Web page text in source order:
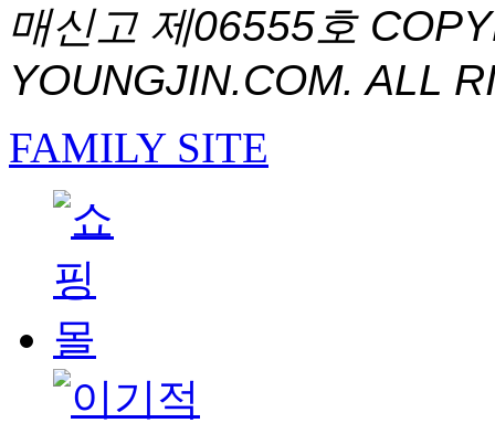
매신고 제06555호
YOUNGJIN.COM. ALL
FAMILY SITE